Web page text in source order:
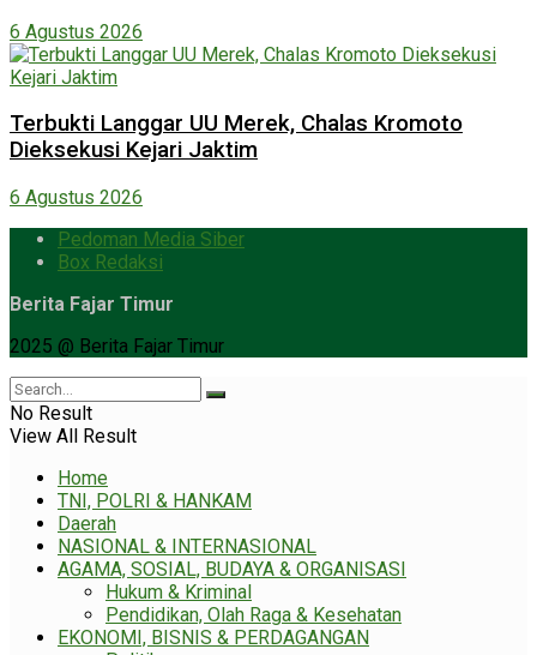
6 Agustus 2026
Terbukti Langgar UU Merek, Chalas Kromoto
Dieksekusi Kejari Jaktim
6 Agustus 2026
Pedoman Media Siber
Box Redaksi
Berita Fajar Timur
2025 @ Berita Fajar Timur
No Result
View All Result
Home
TNI, POLRI & HANKAM
Daerah
NASIONAL & INTERNASIONAL
AGAMA, SOSIAL, BUDAYA & ORGANISASI
Hukum & Kriminal
Pendidikan, Olah Raga & Kesehatan
EKONOMI, BISNIS & PERDAGANGAN